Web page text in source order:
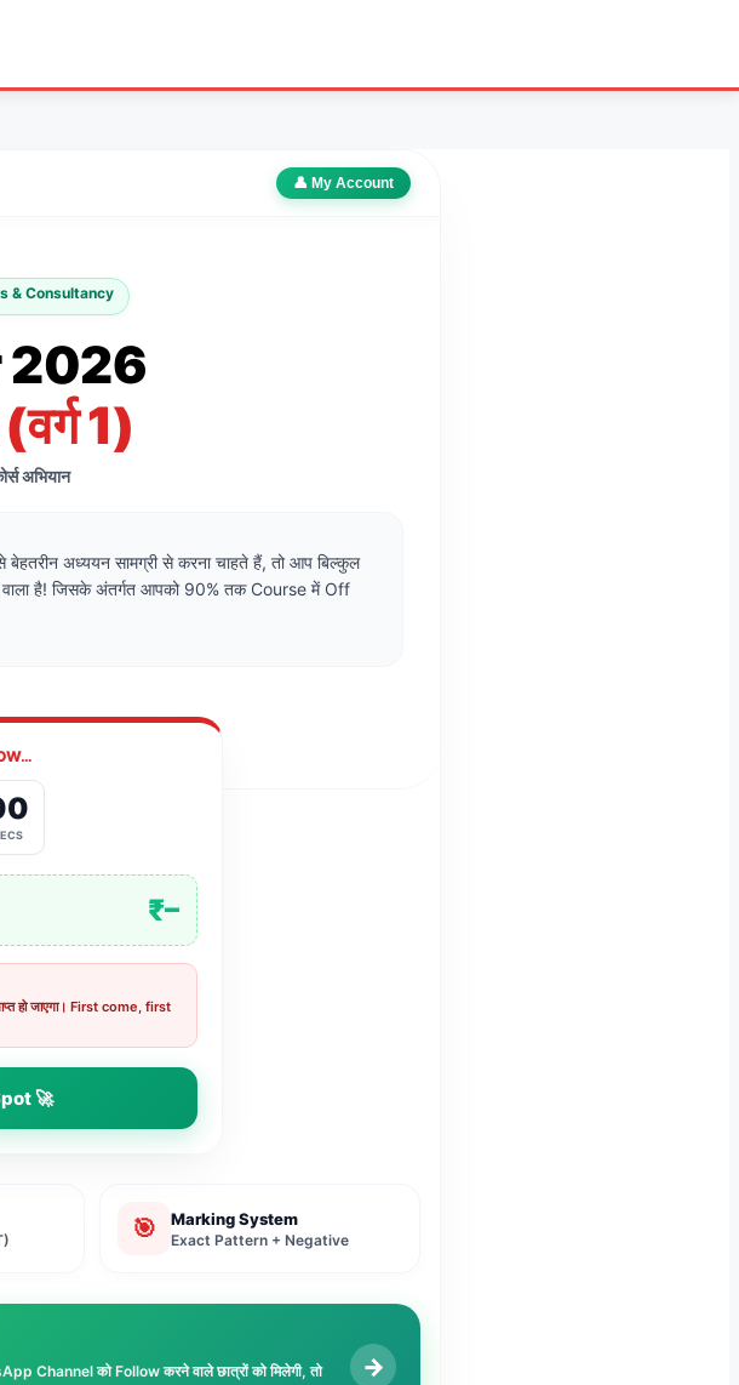
👤 My Account
& Consultancy
2026
1)
अभियान
अध्ययन सामग्री से करना चाहते हैं, तो आप बिल्कुल
है! जिसके अंतर्गत आपको 90% तक Course में Off
₹–
हो जाएगा। First come, first
🚀
🎯 Marking System
Exact Pattern + Negative
Channel को Follow करने वाले छात्रों को मिलेगी, तो
→